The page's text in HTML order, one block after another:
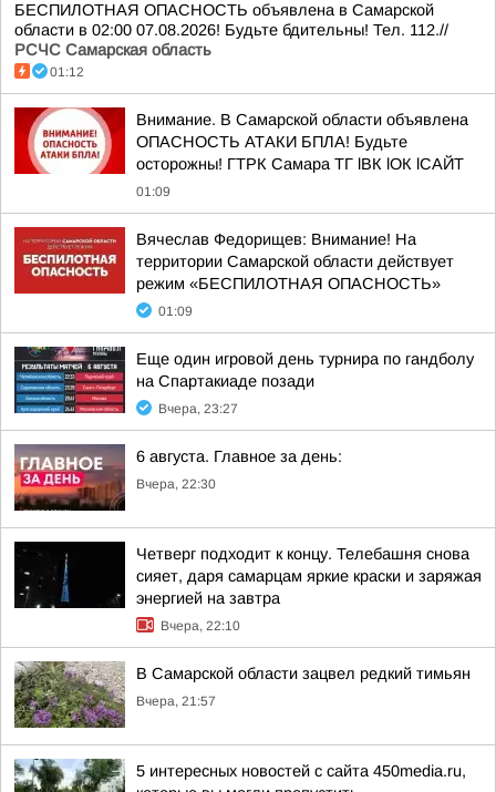
БЕСПИЛОТНАЯ ОПАСНОСТЬ объявлена в Самарской
области в 02:00 07.08.2026! Будьте бдительны! Тел. 112.//
РСЧС Самарская область
01:12
Внимание. В Самарской области объявлена
ОПАСНОСТЬ АТАКИ БПЛА! Будьте
осторожны! ГТРК Самара ТГ lВК lОК lСАЙТ
01:09
Вячеслав Федорищев: Внимание! На
территории Самарской области действует
режим «БЕСПИЛОТНАЯ ОПАСНОСТЬ»
01:09
Еще один игровой день турнира по гандболу
на Спартакиаде позади
Вчера, 23:27
6 августа. Главное за день:
Вчера, 22:30
Четверг подходит к концу. Телебашня снова
сияет, даря самарцам яркие краски и заряжая
энергией на завтра
Вчера, 22:10
В Самарской области зацвел редкий тимьян
Вчера, 21:57
5 интересных новостей с сайта 450media.ru,